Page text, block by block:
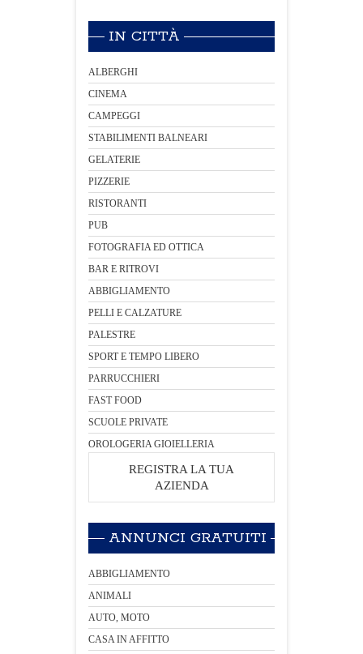
IN CITTÀ
ALBERGHI
CINEMA
CAMPEGGI
STABILIMENTI BALNEARI
GELATERIE
PIZZERIE
RISTORANTI
PUB
FOTOGRAFIA ED OTTICA
BAR E RITROVI
ABBIGLIAMENTO
PELLI E CALZATURE
PALESTRE
SPORT E TEMPO LIBERO
PARRUCCHIERI
FAST FOOD
SCUOLE PRIVATE
OROLOGERIA GIOIELLERIA
REGISTRA LA TUA
AZIENDA
ANNUNCI GRATUITI
ABBIGLIAMENTO
ANIMALI
AUTO, MOTO
CASA IN AFFITTO